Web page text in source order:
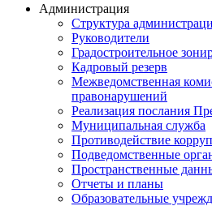
Администрация
Структура
Руководители
Градостроительное
Кадровый резерв
Межведомственная
правонарушений
Реализация послания
Муниципальная служба
Противодействие
Подведомственные
Пространственные
Отчеты и планы
Образовательные